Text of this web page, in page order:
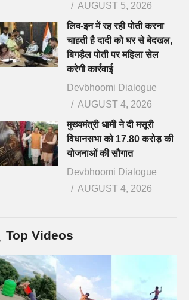
AUGUST 5, 2026
लिव-इन में रह रही पोती करना
चाहती है दादी को घर से बेदखल,
बिगड़ैल पोती पर महिला सेल
करेगी कार्रवाई
Devbhoomi Dialogue
AUGUST 4, 2026
मुख्यमंत्री धामी ने दी मसूरी
विधानसभा को 17.80 करोड़ की
योजनाओं की सौगात
Devbhoomi Dialogue
AUGUST 4, 2026
Top Videos